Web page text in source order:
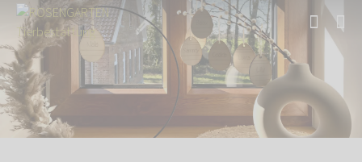
Start Über uns
Aktuelles
Über 16.000 Euro für die ROSENGARTEN-Stiftung